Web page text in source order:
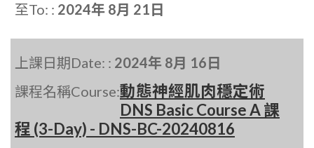
至To: : 2024年 8月 21日
上課日期Date: : 2024年 8月 16日
課程名稱Course:動態神經肌肉穩定術
DNS Basic Course A 課
程 (3-Day) - DNS-BC-20240816